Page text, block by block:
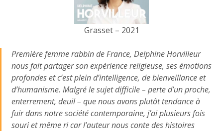
Grasset – 2021
Première femme rabbin de France, Delphine Horvilleur
nous fait partager son expérience religieuse, ses émotions
profondes et c’est plein d’intelligence, de bienveillance et
d’humanisme. Malgré le sujet difficile – perte d’un proche,
enterrement, deuil – que nous avons plutôt tendance à
fuir dans notre société contemporaine, j’ai plusieurs fois
souri et même ri car l’auteur nous conte des histoires